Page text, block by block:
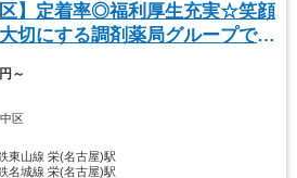
区】定着率◎福利厚生充実☆笑顔
切にする調剤薬局グループで
～
区
東山線 栄(名古屋)駅
名城線 栄(名古屋)駅